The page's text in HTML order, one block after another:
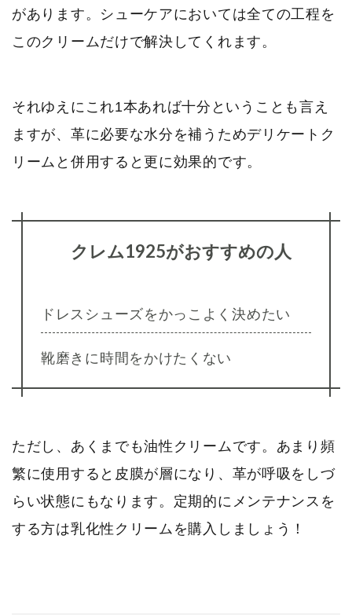
があります。シューケアにおいては全ての工程を
このクリームだけで解決してくれます。
それゆえにこれ1本あれば十分ということも言え
ますが、革に必要な水分を補うためデリケートク
リームと併用すると更に効果的です。
クレム1925がおすすめの人
ドレスシューズをかっこよく決めたい
靴磨きに時間をかけたくない
ただし、あくまでも油性クリームです。あまり頻
繁に使用すると皮膜が層になり、革が呼吸をしづ
らい状態にもなります。定期的にメンテナンスを
する方は乳化性クリームを購入しましょう！